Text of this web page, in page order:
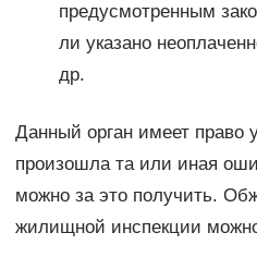
предусмотренным
ли указано
др.
Данный орган имеет право
произошла та или иная
можно за это получить.
жилищной инспекции